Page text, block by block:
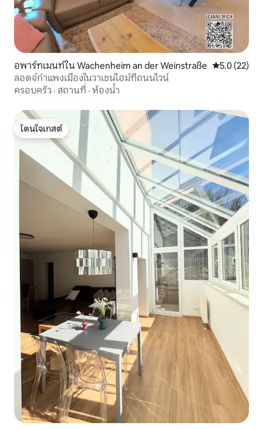
อพาร์ทเมนท์ใน Wachenheim an der Weinstraße คะแนนเฉลี่ย
5.0 (22)
ลอดจ์กำแพงเมืองในวาเชนไฮม์ที่ถนนไวน์
ครอบครัว · สถานที่ · ห้องน้ำ
โดนใจเกสต์
โดนใจเกสต์